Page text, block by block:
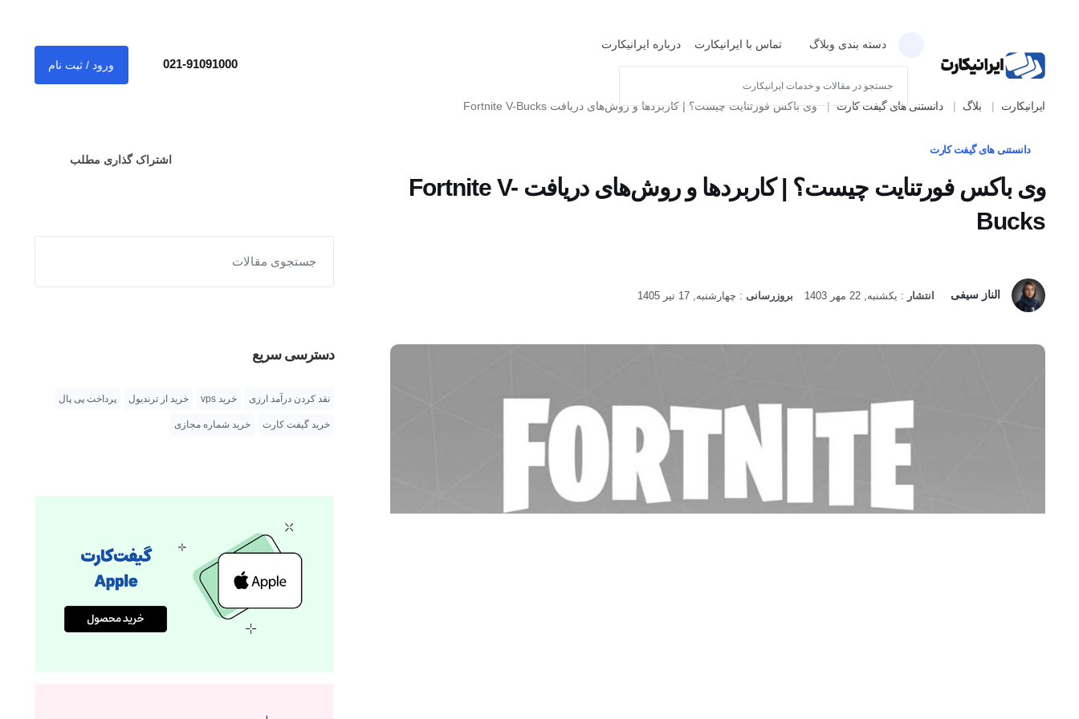
دسته بندی وبلاگ تماس با ایرانیکارت درباره ایرانیکارت ورود / ثبت نام
ایرانیکارت بلاگ دانستنی های گیفت کارت وی باکس فورتنایت چیست؟ | کاربردها و روش‌های دریافت Fortnite V-Bucks
دانستنی های گیفت کارت
وی باکس فورتنایت چیست؟ | کاربردها و روش‌های دریافت Fortnite V-
Bucks
الناز سیفی انتشار:یکشنبه, 22 مهر 1403 بروزرسانی:چهارشنبه, 17 تیر 1405
اشتراک گذاری مطلب
دسترسی سریع
نقد کردن درآمد ارزی خرید vps خرید از ترندیول
پرداخت پی پال
خرید گیفت کارت
خرید شماره مجازی